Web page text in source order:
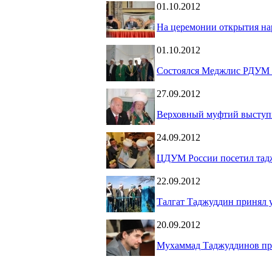
01.10.2012
На церемонии открытия
01.10.2012
Состоялся Меджлис РДУМ
27.09.2012
Верховный муфтий
24.09.2012
ЦДУМ России посетил
22.09.2012
Талгат Таджуддин принял
20.09.2012
Мухаммад Таджуддинов